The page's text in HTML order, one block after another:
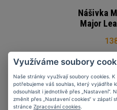
Nášivka
Major
Využíváme soubory
Naše stránky využívají soubory cookies.
potřebujeme váš souhlas, který vyjádříte
odsouhlasit i jednotlivě přes „Nastavení“.
změnit přes „Nastavení cookies“ v zápatí
stránce Zpracování cookies